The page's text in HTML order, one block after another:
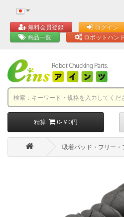
無料会員登録 ログイン
商品一覧
ロボットハン
精算 0-￥0円
吸着パッド・フリー・